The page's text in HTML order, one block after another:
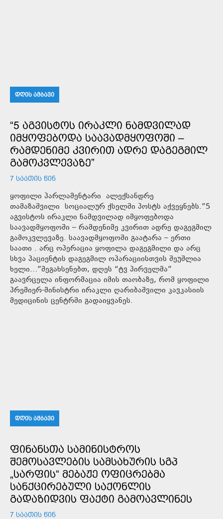
ᲓᲦᲘᲡ ᲐᲛᲑᲐᲕᲘ
“5 ᲐᲒᲕᲘᲡᲢᲝᲡ ᲘᲠᲐᲙᲚᲘ ᲜᲐᲛᲓᲕᲘᲚᲐᲓ
ᲘᲛᲧᲝᲤᲔᲑᲝᲓᲐ ᲡᲐᲐᲕᲐᲓᲛᲧᲝᲤᲝᲨᲘ –
ᲠᲐᲛᲓᲔᲜᲘᲛᲔ ᲙᲕᲘᲠᲘᲗ ᲐᲓᲠᲔ ᲓᲐᲒᲔᲒᲛᲘᲚ
ᲒᲐᲛᲝᲙᲕᲚᲔᲕᲐᲖᲔ”
7 ᲡᲐᲐᲗᲘᲡ ᲬᲘᲜ
ყოფილი პარლამენტარი ალექსანდრე
თამაზაშვილი სოციალურ ქსელში პოსტს აქვეყნებს.”5
აგვისტოს ირაკლი ნამდვილად იმყოფებოდა
საავადმყოფოში – რამდენიმე კვირით ადრე დაგეგმილ
გამოკვლევაზე. საავადმყოფოში გაატარა – ერთი
საათი . არც ოპერაცია ყოფილა დაგეგმილი და არც
სხვა პაციენტის დაგეგმილ ოპარაციისთვის შეუშლია
ხელი…”შეგახსენებთ, დღეს “ტვ პირველმა”
გაავრცელა ინფორმაცია იმის თაობაზე, რომ ყოფილი
პრემიერ-მინისტრი ირაკლი ღარიბაშვილი კავკასიის
მედიცინის ცენტრში გადაიყვანეს.
ᲓᲦᲘᲡ ᲐᲛᲑᲐᲕᲘ
ᲤᲘᲜᲐᲜᲡᲗᲐ ᲡᲐᲛᲘᲜᲘᲡᲢᲠᲝᲡ
ᲨᲔᲛᲝᲡᲐᲕᲚᲔᲑᲘᲡ ᲡᲐᲛᲡᲐᲮᲣᲠᲘᲡ ᲡᲒᲞ
„ᲡᲐᲠᲤᲘᲡ“ ᲛᲔᲑᲐᲟᲔ ᲝᲤᲘᲪᲠᲔᲑᲛᲐ
ᲡᲐᲜᲥᲪᲘᲠᲔᲑᲣᲚᲘ ᲡᲐᲥᲝᲜᲚᲘᲡ
ᲒᲐᲓᲐᲖᲘᲓᲕᲘᲡ ᲤᲐᲥᲢᲘ ᲒᲐᲛᲝᲐᲕᲚᲘᲜᲔᲡ
7 ᲡᲐᲐᲗᲘᲡ ᲬᲘᲜ